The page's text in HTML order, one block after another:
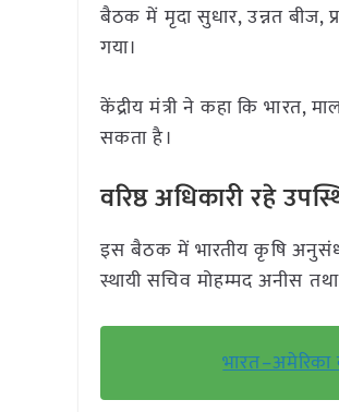
बैठक में मृदा सुधार, उन्नत बीज,
गया।
केंद्रीय मंत्री ने कहा कि
सकता है।
वरिष्ठ अधिकारी रहे
इस बैठक में भारतीय कृषि
स्थायी सचिव मोहम्मद अनीस